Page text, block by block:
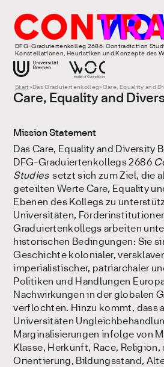
DFG-Graduiertenkolleg 2686: Contradiction
Konstellationen, Heuristiken und Konzepte des
Start > Das Graduiertenkolleg> Care, Equality and
Care, Equality and
Mission Statement
Das Care, Equality and Diversity
DFG-Graduiertenkollegs 2686
Studies setzt sich zum Ziel, die
geteilten Werte Care, Equality
Ebenen des Kollegs zu
Universitäten,
Graduiertenkollegs arbeiten
historischen Bedingungen: Sie
Geschichte kolonialer,
imperialistischer, patriarchaler
Politiken und Handlungen
Nachwirkungen in der globalen
verflochten. Hinzu kommt, dass
Universitäten
Marginalisierungen infolge von
Klasse, Herkunft, Race, Religion,
Orientierung, Bildungsstand,